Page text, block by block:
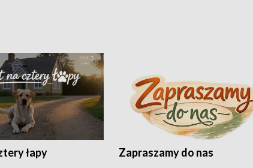
łapy Zapraszamy do nas